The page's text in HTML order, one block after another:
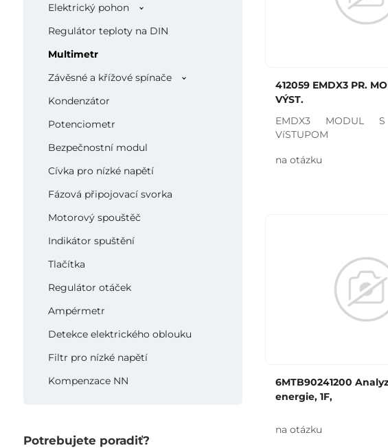
Elektrický pohon
Regulátor teploty na DIN
Multimetr
Závěsné a křížové spínače
Kondenzátor
Potenciometr
Bezpečnostní modul
Cívka pro nízké napětí
Fázová připojovací svorka
Motorový spouštěč
Indikátor spuštění
Tlačítka
Regulátor otáček
Ampérmetr
Detekce elektrického oblouku
Filtr pro nízké napětí
Kompenzace NN
Potrebujete poradiť?
412059 EMDX3 PR.
VÝST.
EMDX3 MODUL S
VíSTUPOM
na otázku
6MTB90241200
energie, 1F,
na otázku